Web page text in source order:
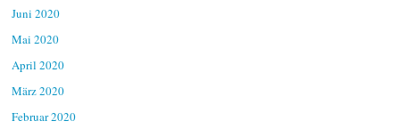
Juni 2020
Mai 2020
April 2020
März 2020
Februar 2020